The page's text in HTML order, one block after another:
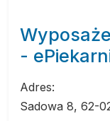
-
Adres:
Sadowa 8, 62-